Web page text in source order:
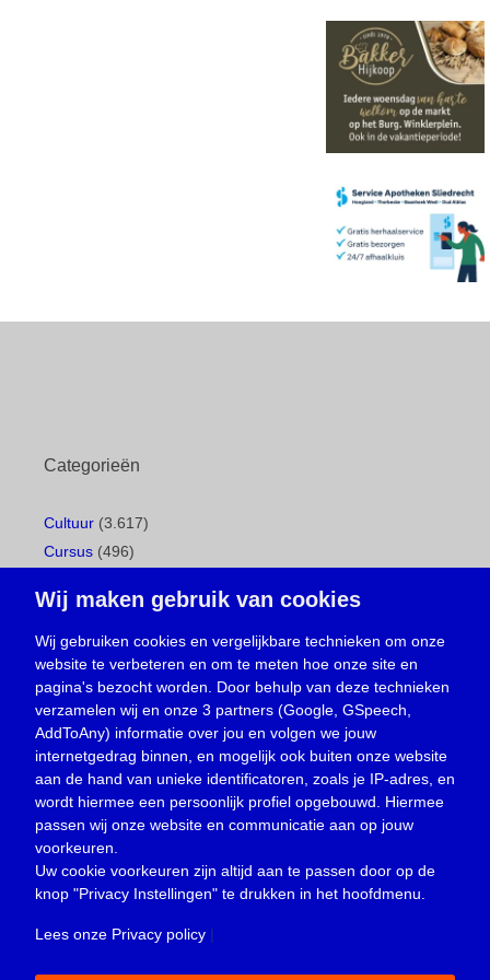
Categorieën
Cultuur (3.617)
Cursus (496)
Gemeentepagina(104)
Ingezonden brief(537)
Media(156)
Nieuws (23.329)
Oproep(734)
Overlijden(39)
Podcast(18)
prijsvraag (5)
Religie (1.438)
Service(226)
Wij maken gebruik van cookies
Wij gebruiken cookies en vergelijkbare technieken om onze
website te verbeteren en om te meten hoe onze site en
pagina's bezocht worden. Door behulp van deze technieken
verzamelen wij en onze 3 partners (Google, GSpeech,
AddToAny) informatie over jou en volgen we jouw
internetgedrag binnen, en mogelijk ook buiten onze website
aan de hand van unieke identificatoren, zoals je IP-adres, en
wordt hiermee een persoonlijk profiel opgebouwd. Hiermee
passen wij onze website en communicatie aan op jouw
voorkeuren.
Uw cookie voorkeuren zijn altijd aan te passen door op de
knop "Privacy Instellingen" te drukken in het hoofdmenu.
Lees onze Privacy policy |